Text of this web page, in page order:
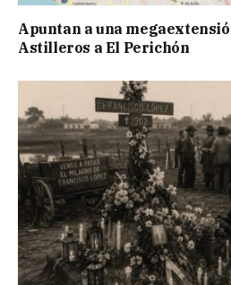
Apuntan a una
Astilleros a El Perichón